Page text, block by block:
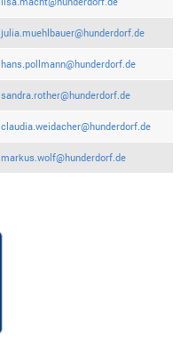
julia.muehlbauer@hunderdorf.de
hans.pollmann@hunderdorf.de
sandra.rother@hunderdorf.de
claudia.weidacher@hunderdorf.de
markus.wolf@hunderdorf.de